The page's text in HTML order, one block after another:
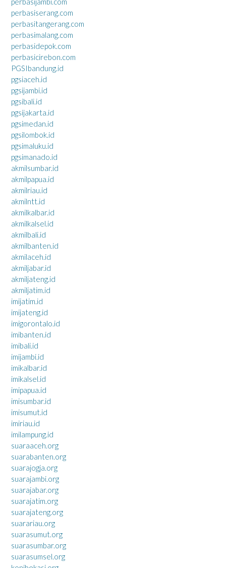
perbasiserang.com
perbasitangerang.com
perbasimalang.com
perbasidepok.com
perbasicirebon.com
PGSIbandung.id
pgsiaceh.id
pgsijambi.id
pgsibali.id
pgsijakarta.id
pgsimedan.id
pgsilombok.id
pgsimaluku.id
pgsimanado.id
akmilsumbar.id
akmilpapua.id
akmilriau.id
akmilntt.id
akmilkalbar.id
akmilkalsel.id
akmilbali.id
akmilbanten.id
akmilaceh.id
akmiljabar.id
akmiljateng.id
akmiljatim.id
imijatim.id
imijateng.id
imigorontalo.id
imibanten.id
imibali.id
imijambi.id
imikalbar.id
imikalsel.id
imipapua.id
imisumbar.id
imisumut.id
imiriau.id
imilampung.id
suaraaceh.org
suarabanten.org
suarajogja.org
suarajambi.org
suarajabar.org
suarajatim.org
suarajateng.org
suarariau.org
suarasumut.org
suarasumbar.org
suarasumsel.org